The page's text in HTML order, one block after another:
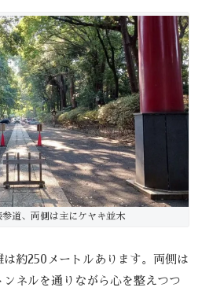
道、両側は主にケヤキ並木
約250メートルあります。両側は
ネルを通りながら心を整えつつ